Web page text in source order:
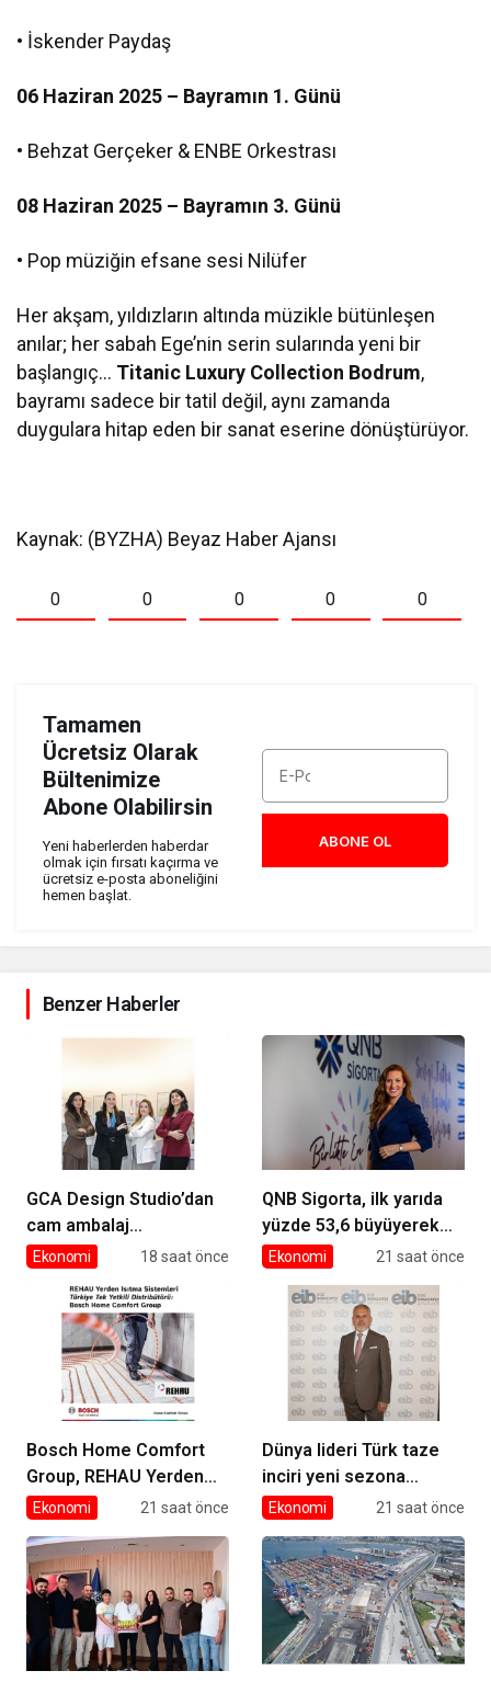
• İskender Paydaş
06 Haziran 2025 – Bayramın 1. Günü
• Behzat Gerçeker & ENBE Orkestrası
08 Haziran 2025 – Bayramın 3. Günü
• Pop müziğin efsane sesi Nilüfer
Her akşam, yıldızların altında müzikle bütünleşen
anılar; her sabah Ege’nin serin sularında yeni bir
başlangıç… Titanic Luxury Collection Bodrum,
bayramı sadece bir tatil değil, aynı zamanda
duygulara hitap eden bir sanat eserine dönüştürüyor.
Kaynak: (BYZHA) Beyaz Haber Ajansı
0 0 0 0 0
Tamamen
Ücretsiz Olarak
Bültenimize
Abone Olabilirsin
Yeni haberlerden haberdar
olmak için fırsatı kaçırma ve
ücretsiz e-posta aboneliğini
hemen başlat.
ABONE OL
Benzer Haberler
GCA Design Studio’dan
cam ambalaj
tasarımında bütüncül
Ekonomi 18 saat önce
QNB Sigorta, ilk yarıda
yüzde 53,6 büyüyerek
10,66 milyar TL prim
Ekonomi 21 saat önce
Bosch Home Comfort
Group, REHAU Yerden
Isıtma Sistemleri’nin
distribütörü oldu
Ekonomi 21 saat önce
Dünya lideri Türk taze
inciri yeni sezona
başladı
Ekonomi 21 saat önce